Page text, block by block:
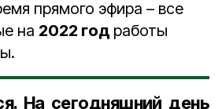
прямого эфира – все
на 2022 год работы
На сегодняшний день